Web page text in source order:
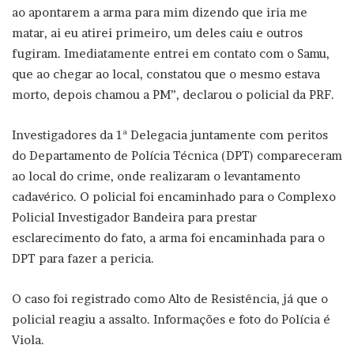
ao apontarem a arma para mim dizendo que iria me
matar, ai eu atirei primeiro, um deles caiu e outros
fugiram. Imediatamente entrei em contato com o Samu,
que ao chegar ao local, constatou que o mesmo estava
morto, depois chamou a PM”, declarou o policial da PRF.
Investigadores da 1ª Delegacia juntamente com peritos
do Departamento de Polícia Técnica (DPT) compareceram
ao local do crime, onde realizaram o levantamento
cadavérico. O policial foi encaminhado para o Complexo
Policial Investigador Bandeira para prestar
esclarecimento do fato, a arma foi encaminhada para o
DPT para fazer a pericia.
O caso foi registrado como Alto de Resistência, já que o
policial reagiu a assalto. Informações e foto do Polícia é
Viola.